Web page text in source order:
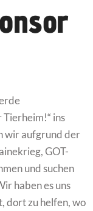
ins
wir aufgrund der
GOT-
und suchen
haben es uns
dort zu helfen, wo